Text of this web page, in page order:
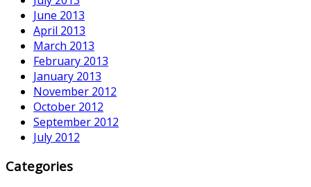
June 2013
April 2013
March 2013
February 2013
January 2013
November 2012
October 2012
September 2012
July 2012
Categories